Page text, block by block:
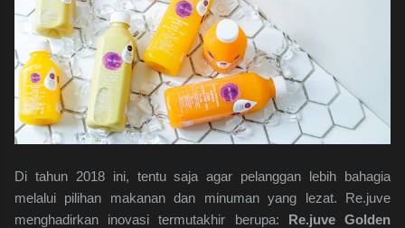
Di tahun 2018 ini, tentu saja agar pelanggan lebih bahagia
melalui pilihan makanan dan minuman yang lezat. Re.juve
menghadirkan inovasi termutakhir berupa: Re.juve Golden